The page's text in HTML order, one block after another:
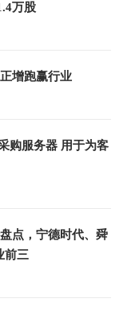
万股
增跑赢行业
购服务器 用于为客
点，宁德时代、舜
前三